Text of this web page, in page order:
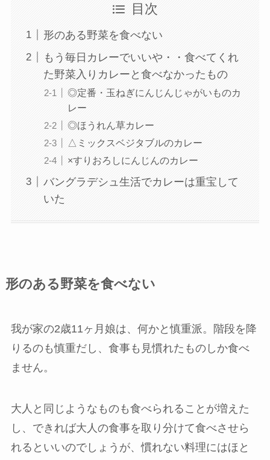
目次
形のある野菜を食べない
もう毎日カレーでいいや・・食べてくれ
た野菜入りカレーと食べなかったもの
◎定番・玉ねぎにんじんじゃがいものカ
レー
◎ほうれん草カレー
△ミックスベジタブルのカレー
×すりおろしにんじんのカレー
バングラデシュ生活でカレーは重宝して
いた
形のある野菜を食べない
我が家の2歳11ヶ月娘は、何かと慎重派。階段を降
りるのも慎重だし、食事も見慣れたものしか食べ
ません。
大人と同じようなものも食べられることが増えた
し、できれば大人の食事を取り分けて食べさせら
れるといいのでしょうが、慣れない料理にはほと